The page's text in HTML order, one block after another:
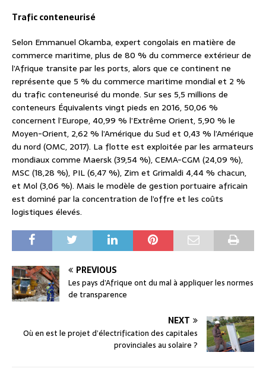
Trafic conteneurisé
Selon Emmanuel Okamba, expert congolais en matière de
commerce maritime, plus de 80 % du commerce extérieur de
l’Afrique transite par les ports, alors que ce continent ne
représente que 5 % du commerce maritime mondial et 2 %
du trafic conteneurisé du monde. Sur ses 5,5 millions de
conteneurs Équivalents vingt pieds en 2016, 50,06 %
concernent l’Europe, 40,99 % l’Extrême Orient, 5,90 % le
Moyen-Orient, 2,62 % l’Amérique du Sud et 0,43 % l’Amérique
du nord (OMC, 2017). La flotte est exploitée par les armateurs
mondiaux comme Maersk (39,54 %), CEMA-CGM (24,09 %),
MSC (18,28 %), PIL (6,47 %), Zim et Grimaldi 4,44 % chacun,
et Mol (3,06 %). Mais le modèle de gestion portuaire africain
est dominé par la concentration de l’offre et les coûts
logistiques élevés.
PREVIOUS
Les pays d’Afrique ont du mal à appliquer les normes
de transparence
NEXT
Où en est le projet d’électrification des capitales
provinciales au solaire ?